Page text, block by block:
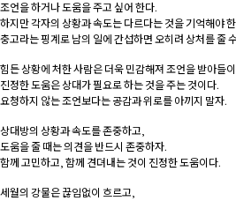
조언을 하거나 도움을 주고 싶어 한다.
하지만 각자의 상황과 속도는 다르다는 것을 기억해야
충고라는 핑계로 남의 일에 간섭하면 오히려 상처를 줄
힘든 상황에 처한 사람은 더욱 민감해져 조언을 받아들
진정한 도움은 상대가 필요로 하는 것을 주는 것이다.
요청하지 않는 조언보다는 공감과 위로를 아끼지 말자.
상대방의 상황과 속도를 존중하고,
도움을 줄 때는 의견을 반드시 존중하자.
함께 고민하고, 함께 견뎌내는 것이 진정한 도움이다.
세월의 강물은 끊임없이 흐르고,